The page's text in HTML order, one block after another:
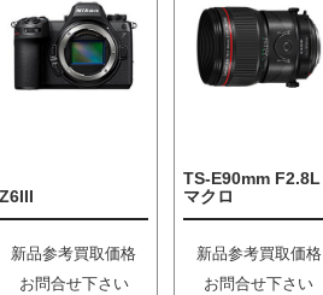
Z6III
新品参考買取価格
お問合せ下さい
TS-E90mm F2.8L
マクロ
新品参考買取価格
お問合せ下さい